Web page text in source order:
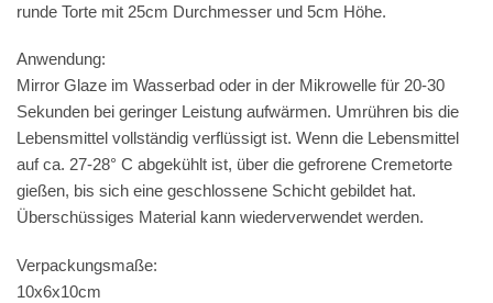
runde Torte mit 25cm Durchmesser und 5cm Höhe.
Anwendung:
Mirror Glaze im Wasserbad oder in der Mikrowelle für 20-30
Sekunden bei geringer Leistung aufwärmen. Umrühren bis die
Lebensmittel vollständig verflüssigt ist. Wenn die Lebensmittel
auf ca. 27-28° C abgekühlt ist, über die gefrorene Cremetorte
gießen, bis sich eine geschlossene Schicht gebildet hat.
Überschüssiges Material kann wiederverwendet werden.
Verpackungsmaße:
10x6x10cm